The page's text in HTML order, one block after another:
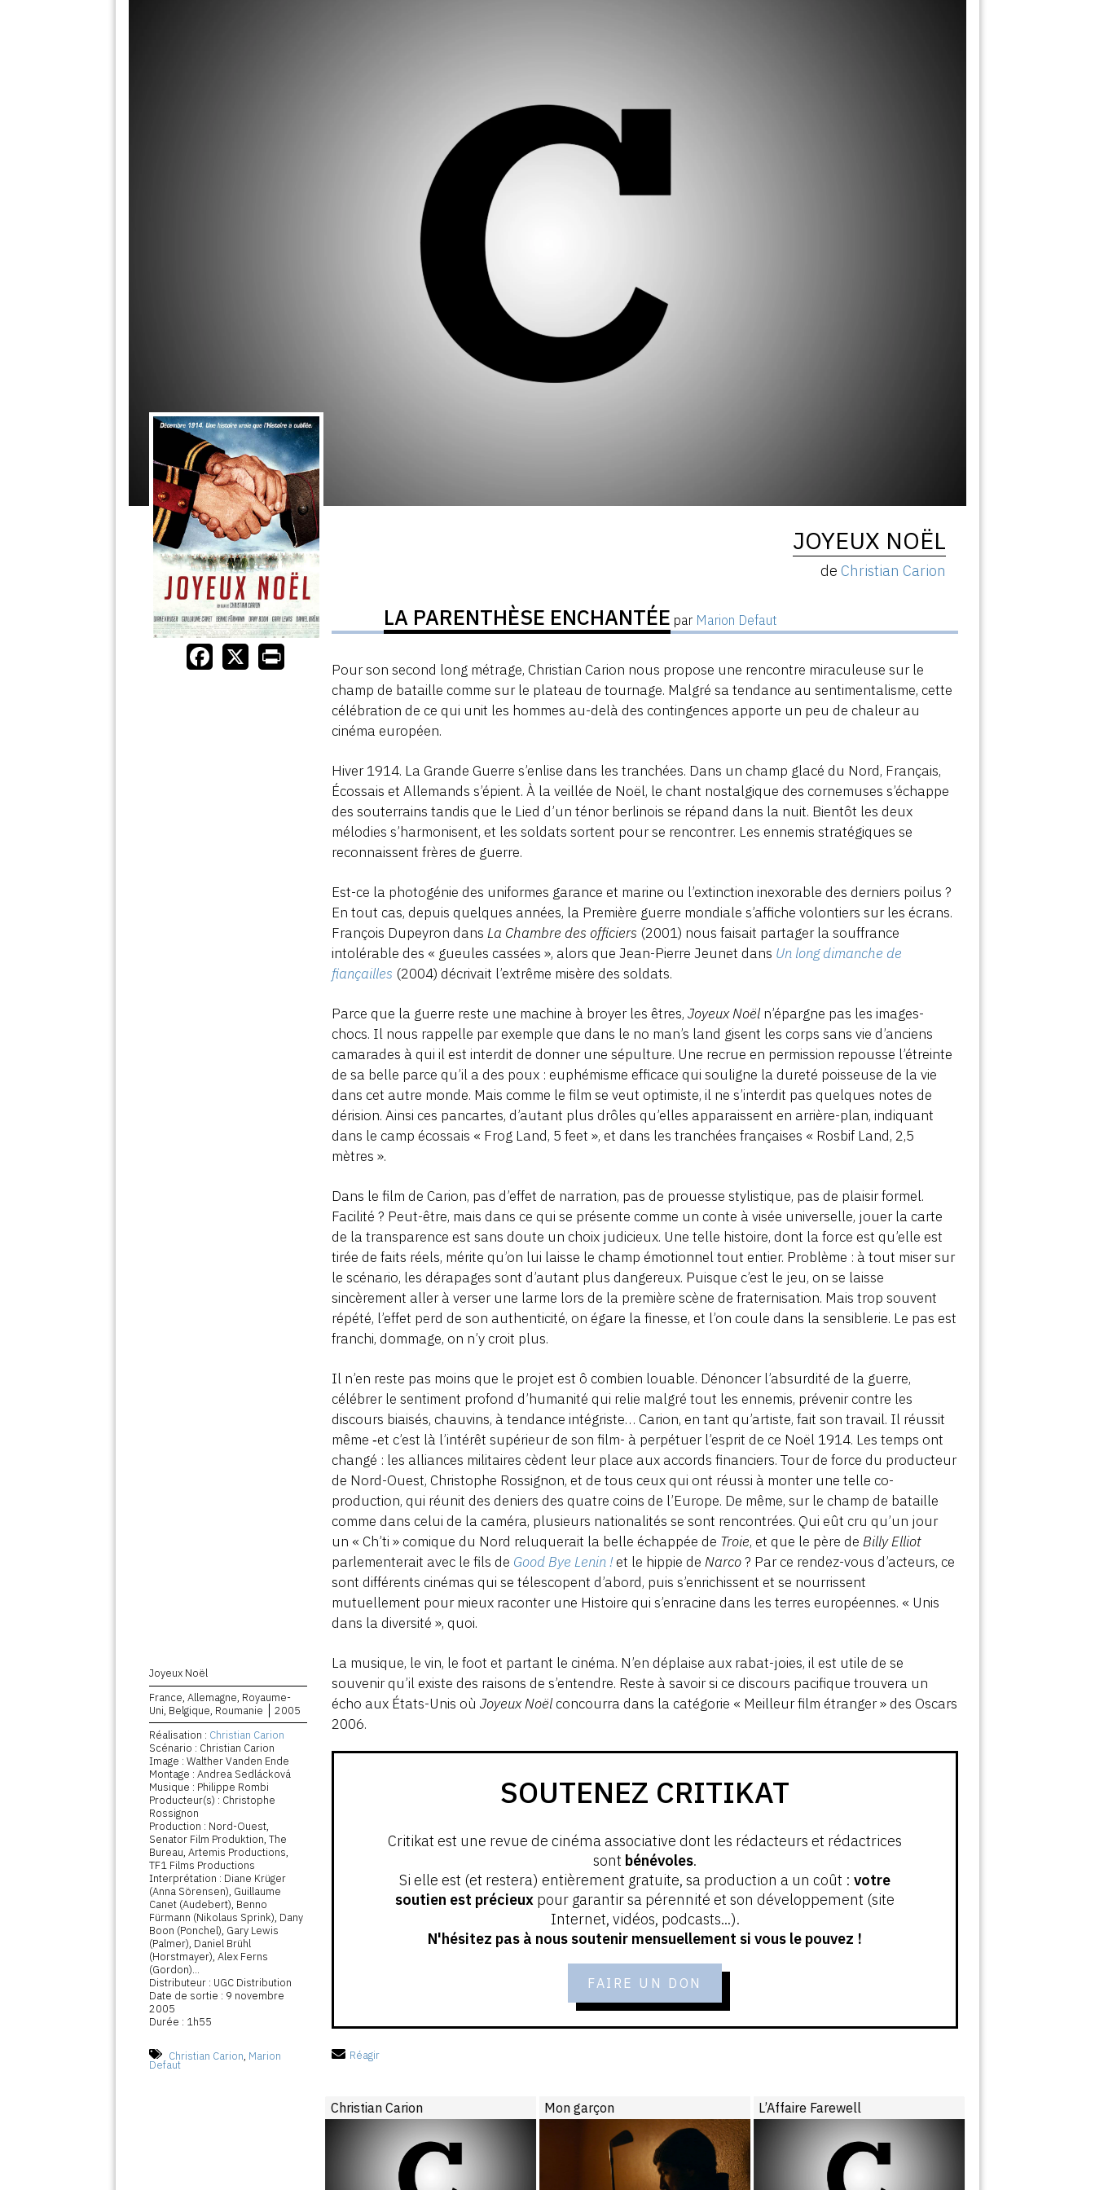
Joyeux Noël
France, Allemagne, Royaume-
Uni, Belgique, Roumanie
2005
Réalisation : Christian Carion
Scénario : Christian Carion
Image : Walther Vanden Ende
Montage : Andrea Sedlácková
Musique : Philippe Rombi
Producteur(s) : Christophe
Rossignon
Production : Nord-Ouest,
Senator Film Produktion, The
Bureau, Artemis Productions,
TF1 Films Productions
Interprétation : Diane Krüger
(Anna Sörensen), Guillaume
Canet (Audebert), Benno
Fürmann (Nikolaus Sprink), Dany
Boon (Ponchel), Gary Lewis
(Palmer), Daniel Brühl
(Horstmayer), Alex Ferns
(Gordon)...
Distributeur : UGC Distribution
Date de sortie : 9 novembre
2005
Durée : 1h55
Christian Carion, Marion
Defaut
JOYEUX NOËL
de Christian Carion
LA PARENTHÈSE ENCHANTÉE par Marion Defaut
Pour son second long métrage, Christian Carion nous propose une rencontre miraculeuse sur le
champ de bataille comme sur le plateau de tournage. Malgré sa tendance au sentimentalisme, cette
célébration de ce qui unit les hommes au-delà des contingences apporte un peu de chaleur au
cinéma européen.
Hiver 1914. La Grande Guerre s’enlise dans les tranchées. Dans un champ glacé du Nord, Français,
Écossais et Allemands s’épient. À la veillée de Noël, le chant nostalgique des cornemuses s’échappe
des souterrains tandis que le Lied d’un ténor berlinois se répand dans la nuit. Bientôt les deux
mélodies s’harmonisent, et les soldats sortent pour se rencontrer. Les ennemis stratégiques se
reconnaissent frères de guerre.
Est-ce la photogénie des uniformes garance et marine ou l’extinction inexorable des derniers poilus ?
En tout cas, depuis quelques années, la Première guerre mondiale s’affiche volontiers sur les écrans.
François Dupeyron dansLa Chambre des officiers (2001) nous faisait partager la souffrance
intolérable des « gueules cassées », alors que Jean-Pierre Jeunet dans Un long dimanche de
fiançailles (2004) décrivait l’extrême misère des soldats.
Parce que la guerre reste une machine à broyer les êtres,Joyeux Noël n’épargne pas les images-
chocs. Il nous rappelle par exemple que dans le no man’s land gisent les corps sans vie d’anciens
camarades à qui il est interdit de donner une sépulture. Une recrue en permission repousse l’étreinte
de sa belle parce qu’il a des poux : euphémisme efficace qui souligne la dureté poisseuse de la vie
dans cet autre monde. Mais comme le film se veut optimiste, il ne s’interdit pas quelques notes de
dérision. Ainsi ces pancartes, d’autant plus drôles qu’elles apparaissent en arrière-plan, indiquant
dans le camp écossais « Frog Land, 5 feet », et dans les tranchées françaises « Rosbif Land, 2,5
mètres ».
Dans le film de Carion, pas d’effet de narration, pas de prouesse stylistique, pas de plaisir formel.
Facilité ? Peut-être, mais dans ce qui se présente comme un conte à visée universelle, jouer la carte
de la transparence est sans doute un choix judicieux. Une telle histoire, dont la force est qu’elle est
tirée de faits réels, mérite qu’on lui laisse le champ émotionnel tout entier. Problème : à tout miser sur
le scénario, les dérapages sont d’autant plus dangereux. Puisque c’est le jeu, on se laisse
sincèrement aller à verser une larme lors de la première scène de fraternisation. Mais trop souvent
répété, l’effet perd de son authenticité, on égare la finesse, et l’on coule dans la sensiblerie. Le pas est
franchi, dommage, on n’y croit plus.
Il n’en reste pas moins que le projet est ô combien louable. Dénoncer l’absurdité de la guerre,
célébrer le sentiment profond d’humanité qui relie malgré tout les ennemis, prévenir contre les
discours biaisés, chauvins, à tendance intégriste… Carion, en tant qu’artiste, fait son travail. Il réussit
même ‑et c’est là l’intérêt supérieur de son film- à perpétuer l’esprit de ce Noël 1914. Les temps ont
changé : les alliances militaires cèdent leur place aux accords financiers. Tour de force du producteur
de Nord-Ouest, Christophe Rossignon, et de tous ceux qui ont réussi à monter une telle co-
production, qui réunit des deniers des quatre coins de l’Europe. De même, sur le champ de bataille
comme dans celui de la caméra, plusieurs nationalités se sont rencontrées. Qui eût cru qu’un jour
un « Ch’ti » comique du Nord reluquerait la belle échappée de Troie, et que le père deBilly Elliot
parlementerait avec le fils de Good Bye Lenin !et le hippie deNarco? Par ce rendez-vous d’acteurs, ce
sont différents cinémas qui se télescopent d’abord, puis s’enrichissent et se nourrissent
mutuellement pour mieux raconter une Histoire qui s’enracine dans les terres européennes. « Unis
dans la diversité », quoi.
La musique, le vin, le foot et partant le cinéma. N’en déplaise aux rabat-joies, il est utile de se
souvenir qu’il existe des raisons de s’entendre. Reste à savoir si ce discours pacifique trouvera un
écho aux États-Unis oùJoyeux Noël concourra dans la catégorie « Meilleur film étranger » des Oscars
2006.
SOUTENEZ CRITIKAT
Critikat est une revue de cinéma associative dont les rédacteurs et rédactrices
sont bénévoles.
Si elle est (et restera) entièrement gratuite, sa production a un coût : votre
soutien est précieux pour garantir sa pérennité et son développement (site
Internet, vidéos, podcasts...).
N'hésitez pas à nous soutenir mensuellement si vous le pouvez !
FAIRE UN DON
Réagir
Christian Carion Mon garçon L’Affaire Farewell